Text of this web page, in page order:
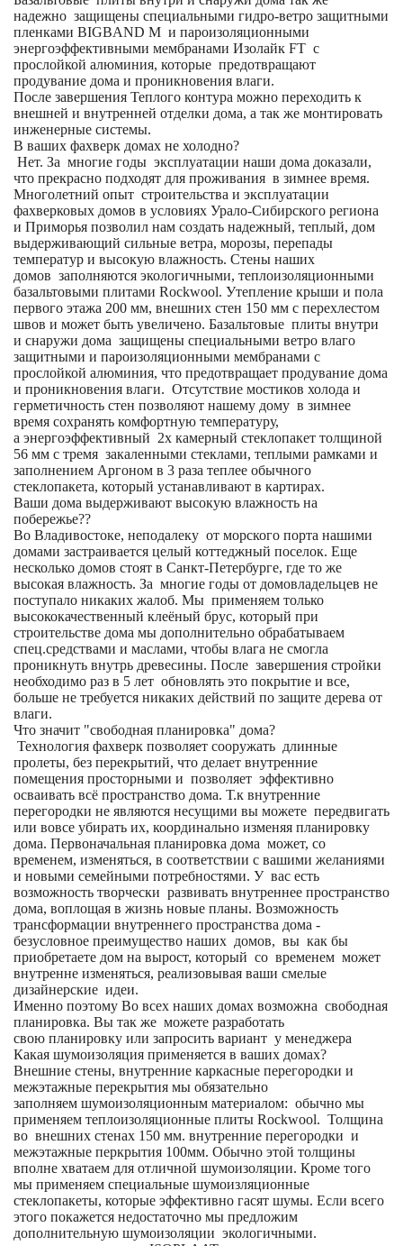
надежно защищены специальными гидро-ветро защитными
пленками BIGBAND M и пароизоляционными
энергоэффективными мембранами Изолайк FT с
прослойкой алюминия, которые предотвращают
продувание дома и проникновения влаги.
После завершения Теплого контура можно переходить к
внешней и внутренней отделки дома, а так же монтировать
инженерные системы.
В ваших фахверк домах не холодно?
Нет. За многие годы эксплуатации наши дома доказали,
что прекрасно подходят для проживания в зимнее время.
Многолетний опыт строительства и эксплуатации
фахверковых домов в условиях Урало-Сибирского региона
и Приморья позволил нам создать надежный, теплый, дом
выдерживающий сильные ветра, морозы, перепады
температур и высокую влажность. Стены наших
домов заполняются экологичными, теплоизоляционными
базальтовыми плитами Rockwool. Утепление крыши и пола
первого этажа 200 мм, внешних стен 150 мм с перехлестом
швов и может быть увеличено. Базальтовые плиты внутри
и снаружи дома защищены специальными ветро влаго
защитными и пароизоляционными мембранами с
прослойкой алюминия, что предотвращает продувание дома
и проникновения влаги. Отсутствие мостиков холода и
герметичность стен позволяют нашему дому в зимнее
время сохранять комфортную температуру,
а энергоэффективный 2х камерный стеклопакет толщиной
56 мм с тремя закаленными стеклами, теплыми рамками и
заполнением Аргоном в 3 раза теплее обычного
стеклопакета, который устанавливают в картирах.
Ваши дома выдерживают высокую влажность на
побережье??
Во Владивостоке, неподалеку от морского порта нашими
домами застраивается целый коттеджный поселок. Еще
несколько домов стоят в Санкт-Петербурге, где то же
высокая влажность. За многие годы от домовладельцев не
поступало никаких жалоб. Мы применяем только
высококачественный клеёный брус, который при
строительстве дома мы дополнительно обрабатываем
спец.средствами и маслами, чтобы влага не смогла
проникнуть внутрь древесины. После завершения стройки
необходимо раз в 5 лет обновлять это покрытие и все,
больше не требуется никаких действий по защите дерева от
влаги.
Что значит "свободная планировка" дома?
Технология фахверк позволяет сооружать длинные
пролеты, без перекрытий, что делает внутренние
помещения просторными и позволяет эффективно
осваивать всё пространство дома. Т.к внутренние
перегородки не являются несущими вы можете передвигать
или вовсе убирать их, координально изменяя планировку
дома. Первоначальная планировка дома может, со
временем, изменяться, в соответствии с вашими желаниями
и новыми семейными потребностями. У вас есть
возможность творчески развивать внутреннее пространство
дома, воплощая в жизнь новые планы. Возможность
трансформации внутреннего пространства дома -
безусловное преимущество наших домов, вы как бы
приобретаете дом на вырост, который со временем может
внутренне изменяться, реализовывая ваши смелые
дизайнерские идеи.
Именно поэтому Во всех наших домах возможна свободная
планировка. Вы так же можете разработать
свою планировку или запросить вариант у менеджера
Какая шумоизоляция применяется в ваших домах?
Внешние стены, внутренние каркасные перегородки и
межэтажные перекрытия мы обязательно
заполняем шумоизоляционным материалом: обычно мы
применяем теплоизоляционные плиты Rockwool. Толщина
во внешних стенах 150 мм. внутренние перегородки и
межэтажные перкрытия 100мм. Обычно этой толщины
вполне хватаем для отличной шумоизоляции. Кроме того
мы применяем специальные шумоизляционные
стеклопакеты, которые эффективно гасят шумы. Если всего
этого покажется недостаточно мы предложим
дополнительную шумоизоляции экологичными.